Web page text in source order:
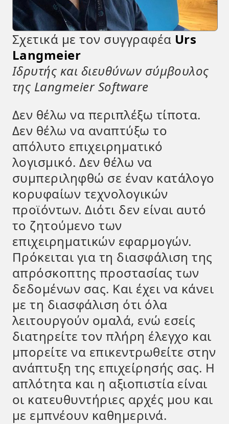
Σχετικά με τον συγγραφέα Urs
Langmeier
Ιδρυτής και διευθύνων σύμβουλος
της Langmeier Software
Δεν θέλω να περιπλέξω τίποτα.
Δεν θέλω να αναπτύξω το
απόλυτο επιχειρηματικό
λογισμικό. Δεν θέλω να
συμπεριληφθώ σε έναν κατάλογο
κορυφαίων τεχνολογικών
προϊόντων. Διότι δεν είναι αυτό
το ζητούμενο των
επιχειρηματικών εφαρμογών.
Πρόκειται για τη διασφάλιση της
απρόσκοπτης προστασίας των
δεδομένων σας. Και έχει να κάνει
με τη διασφάλιση ότι όλα
λειτουργούν ομαλά, ενώ εσείς
διατηρείτε τον πλήρη έλεγχο και
μπορείτε να επικεντρωθείτε στην
ανάπτυξη της επιχείρησής σας. Η
απλότητα και η αξιοπιστία είναι
οι κατευθυντήριες αρχές μου και
με εμπνέουν καθημερινά.